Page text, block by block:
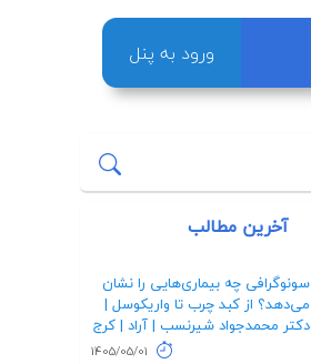
ورود به پنل
آخرین مطالب
سونوگرافی چه بیماری‌هایی را نشان
می‌دهد؟ از کبد چرب تا واریکوسل |
دکتر محمدجواد شیرنسب | آراد | کرج
1405/05/01